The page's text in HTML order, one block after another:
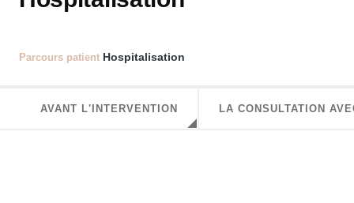
Parcours patient Hospitalisation
AVANT L'INTERVENTION LA CONSULTATION